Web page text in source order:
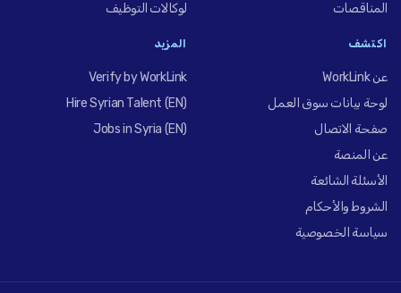
المناقصات
لوكالات التوظيف
اكتشف
عن WorkLink
لوحة بيانات سوق العمل
صفحة الاتصال
عن المنصة
الأسئلة الشائعة
الشروط والأحكام
سياسة الخصوصية
المزيد
Verify by WorkLink
Hire Syrian Talent (EN)
Jobs in Syria (EN)